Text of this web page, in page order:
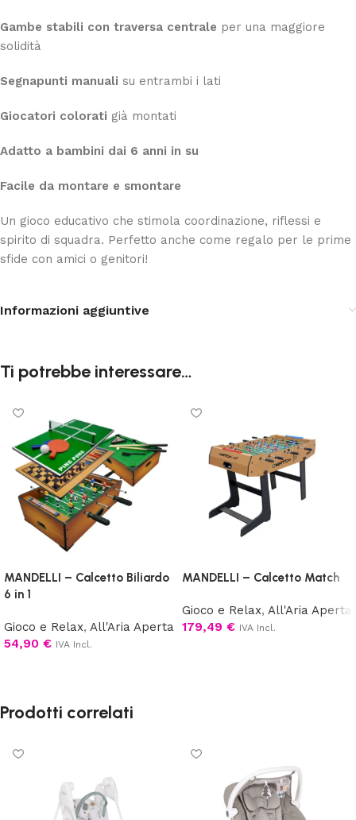
Gambe stabili con traversa centrale per una maggiore
solidità
Segnapunti manuali su entrambi i lati
Giocatori colorati già montati
Adatto a bambini dai 6 anni in su
Facile da montare e smontare
Un gioco educativo che stimola coordinazione, riflessi e
spirito di squadra. Perfetto anche come regalo per le prime
sfide con amici o genitori!
Informazioni aggiuntive
Ti potrebbe interessare…
MANDELLI – Calcetto Biliardo
6 in 1
Gioco e Relax, All'Aria Aperta
54,90 € IVA Incl.
MANDELLI – Calcetto Match
Gioco e Relax, All'Aria Aperta
179,49 € IVA Incl.
Prodotti correlati